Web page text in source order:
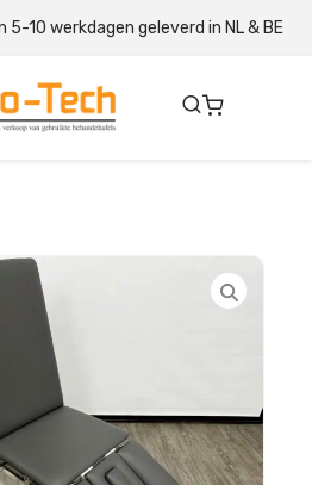
10 werkdagen geleverd in NL & BE